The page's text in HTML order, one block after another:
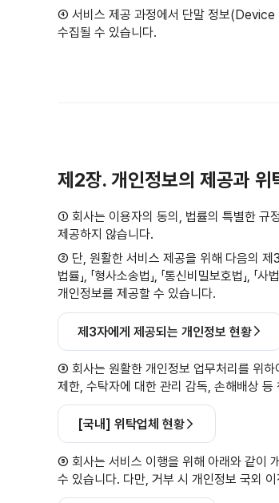
④ 서비스 제공 과정에서 단말 정보(Device
수집될 수 있습니다.
제2장. 개인정보의 제공과 위
① 회사는 이용자의 동의, 법률의 특별한 규
제공하지 않습니다.
② 단, 원활한 서비스 제공을 위해 다음의 제3
법률」, 「형사소송법」, 「통신비밀보호법
개인정보를 제공할 수 있습니다.
제3자에게 제공되는 개인정보 현황
③ 회사는 원활한 개인정보 업무처리를 위하
제한, 수탁자에 대한 관리 감독, 손해배상
[국내] 위탁업체 현황
⑤ 회사는 서비스 이행을 위해 아래와 같이
수 있습니다. 다만, 거부 시 개인정보 국외